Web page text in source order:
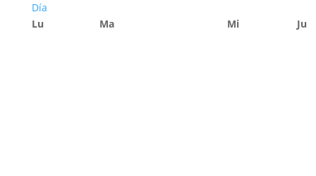
Día
Lu
Ma Mi Ju